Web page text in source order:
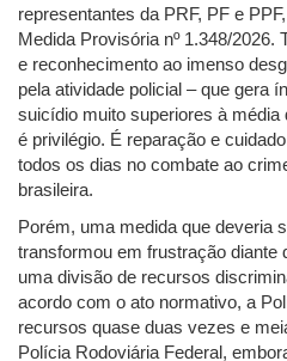
representantes da PRF, PF e
Medida Provisória nº 1.348/2026.
e reconhecimento ao imenso
pela atividade policial – que gera
suicídio muito superiores à média
é privilégio. É reparação e
todos os dias no combate ao
brasileira.
Porém, uma medida que deveria
transformou em frustração diante
uma divisão de recursos
acordo com o ato normativo, a
recursos quase duas vezes e
Polícia Rodoviária Federal,